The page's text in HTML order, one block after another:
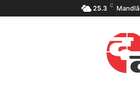
25.3 C Mandlā